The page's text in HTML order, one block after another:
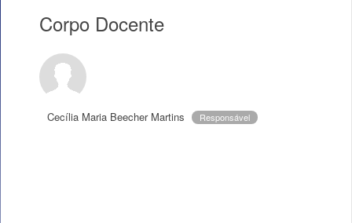
Corpo Docente
Cecília Maria Beecher Martins Responsável